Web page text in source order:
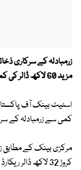
زرمبادلہ کے سرکاری
مزید 60 لاکھ ڈالر کی کمی واقع ہوئی ہے۔
کمی سے زرمبادلہ کے سرکاری ذخائر4 ارب 45 کروڑ 72
کروڑ 32 لاکھ ڈالر ریکارڈ کی گئی۔